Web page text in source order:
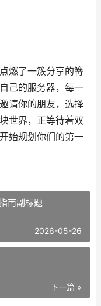
燃了一簇分享的篝
己的服务器，每一
请你的朋友，选择
世界，正等待着双
始规划你们的第一
南副标题
2026-05-26
下一篇 »